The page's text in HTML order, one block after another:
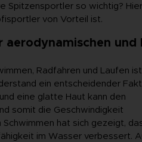
Spitzensportler so wichtig?
von Vorteil ist.
aerodynamischen
Radfahren und Laufen ist
ein entscheidender
eine glatte Haut kann den
somit die Geschwindigkeit
Schwimmen hat sich gezeigt,
im Wasser verbessert.